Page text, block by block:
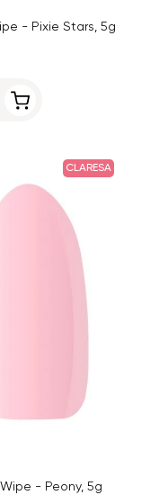
- Pixie Stars, 5g
CLARESA
- Peony, 5g